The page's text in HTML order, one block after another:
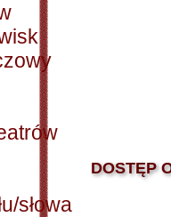
słowa
DOSTĘP